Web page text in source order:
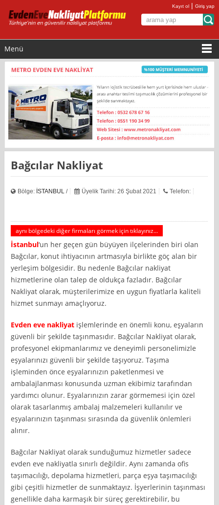
Kayıt ol |Giriş yap
Menü
Bağcılar Nakliyat
Bölge: İSTANBUL / Üyelik Tarihi: 26 Şubat 2021 Telefon:
aynı bölgedeki diğer firmaları görmek için tıklayınız...
İstanbul‘un her geçen gün büyüyen ilçelerinden biri olan
Bağcılar, konut ihtiyacının artmasıyla birlikte göç alan bir
yerleşim bölgesidir. Bu nedenle Bağcılar nakliyat
hizmetlerine olan talep de oldukça fazladır. Bağcılar
Nakliyat olarak, müşterilerimize en uygun fiyatlarla kaliteli
hizmet sunmayı amaçlıyoruz.
Evden eve nakliyat işlemlerinde en önemli konu, eşyaların
güvenli bir şekilde taşınmasıdır. Bağcılar Nakliyat olarak,
profesyonel ekipmanlarımız ve deneyimli personelimizle
eşyalarınızı güvenli bir şekilde taşıyoruz. Taşıma
işleminden önce eşyalarınızın paketlenmesi ve
ambalajlanması konusunda uzman ekibimiz tarafından
yardımcı olunur. Eşyalarınızın zarar görmemesi için özel
olarak tasarlanmış ambalaj malzemeleri kullanılır ve
eşyalarınızın taşınması sırasında da güvenlik önlemleri
alınır.
Bağcılar Nakliyat olarak sunduğumuz hizmetler sadece
evden eve nakliyatla sınırlı değildir. Aynı zamanda ofis
taşımacılığı, depolama hizmetleri, parça eşya taşımacılığı
gibi çeşitli hizmetler de sunmaktayız. İşyerlerinin taşınması
genellikle daha karmaşık bir süreç gerektirebilir, bu